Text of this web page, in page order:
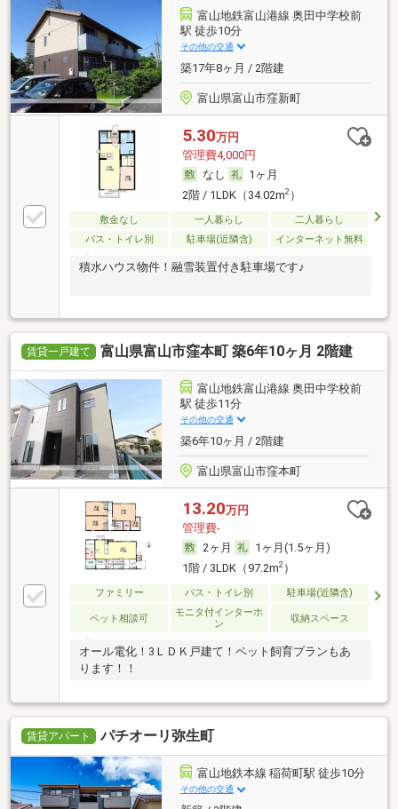
富山地鉄富山港線 奥田中学校前
駅 徒歩10分
その他の交通
築17年8ヶ月 / 2階建
富山県富山市窪新町
5.30万円
管理費4,000円
なし
1ヶ月
2階 / 1LDK（34.02m2）
敷金なし 一人暮らし
二人暮らし
バス・トイレ別
駐車場(近隣含) インターネット無料
積水ハウス物件！融雪装置付き駐車場です♪
賃貸一戸建て 富山県富山市窪本町 築6年10ヶ月 2階建
富山地鉄富山港線 奥田中学校前
駅 徒歩11分
その他の交通
築6年10ヶ月 / 2階建
富山県富山市窪本町
13.20万円
管理費-
2ヶ月
1ヶ月(1.5ヶ月)
1階 / 3LDK（97.2m2）
ファミリー バス・トイレ別 駐車場(近隣含)
ペット相談可
モニタ付インターホ
ン
収納スペース
オール電化！3ＬＤＫ戸建て！ペット飼育プランもあ
ります！！
賃貸アパート パチオーリ弥生町
富山地鉄本線 稲荷町駅 徒歩10分
その他の交通